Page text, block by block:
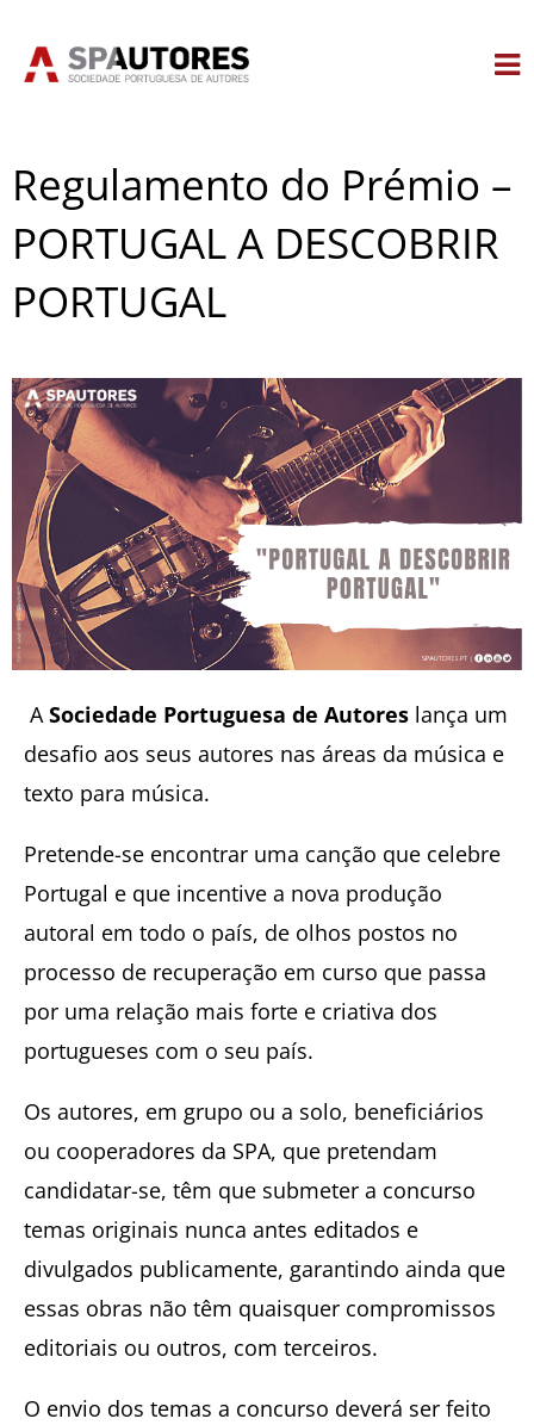
Regulamento do Prémio –
PORTUGAL A DESCOBRIR
PORTUGAL
A Sociedade Portuguesa de Autores lança um
desafio aos seus autores nas áreas da música e
texto para música.
Pretende-se encontrar uma canção que celebre
Portugal e que incentive a nova produção
autoral em todo o país, de olhos postos no
processo de recuperação em curso que passa
por uma relação mais forte e criativa dos
portugueses com o seu país.
Os autores, em grupo ou a solo, beneficiários
ou cooperadores da SPA, que pretendam
candidatar-se, têm que submeter a concurso
temas originais nunca antes editados e
divulgados publicamente, garantindo ainda que
essas obras não têm quaisquer compromissos
editoriais ou outros, com terceiros.
O envio dos temas a concurso deverá ser feito